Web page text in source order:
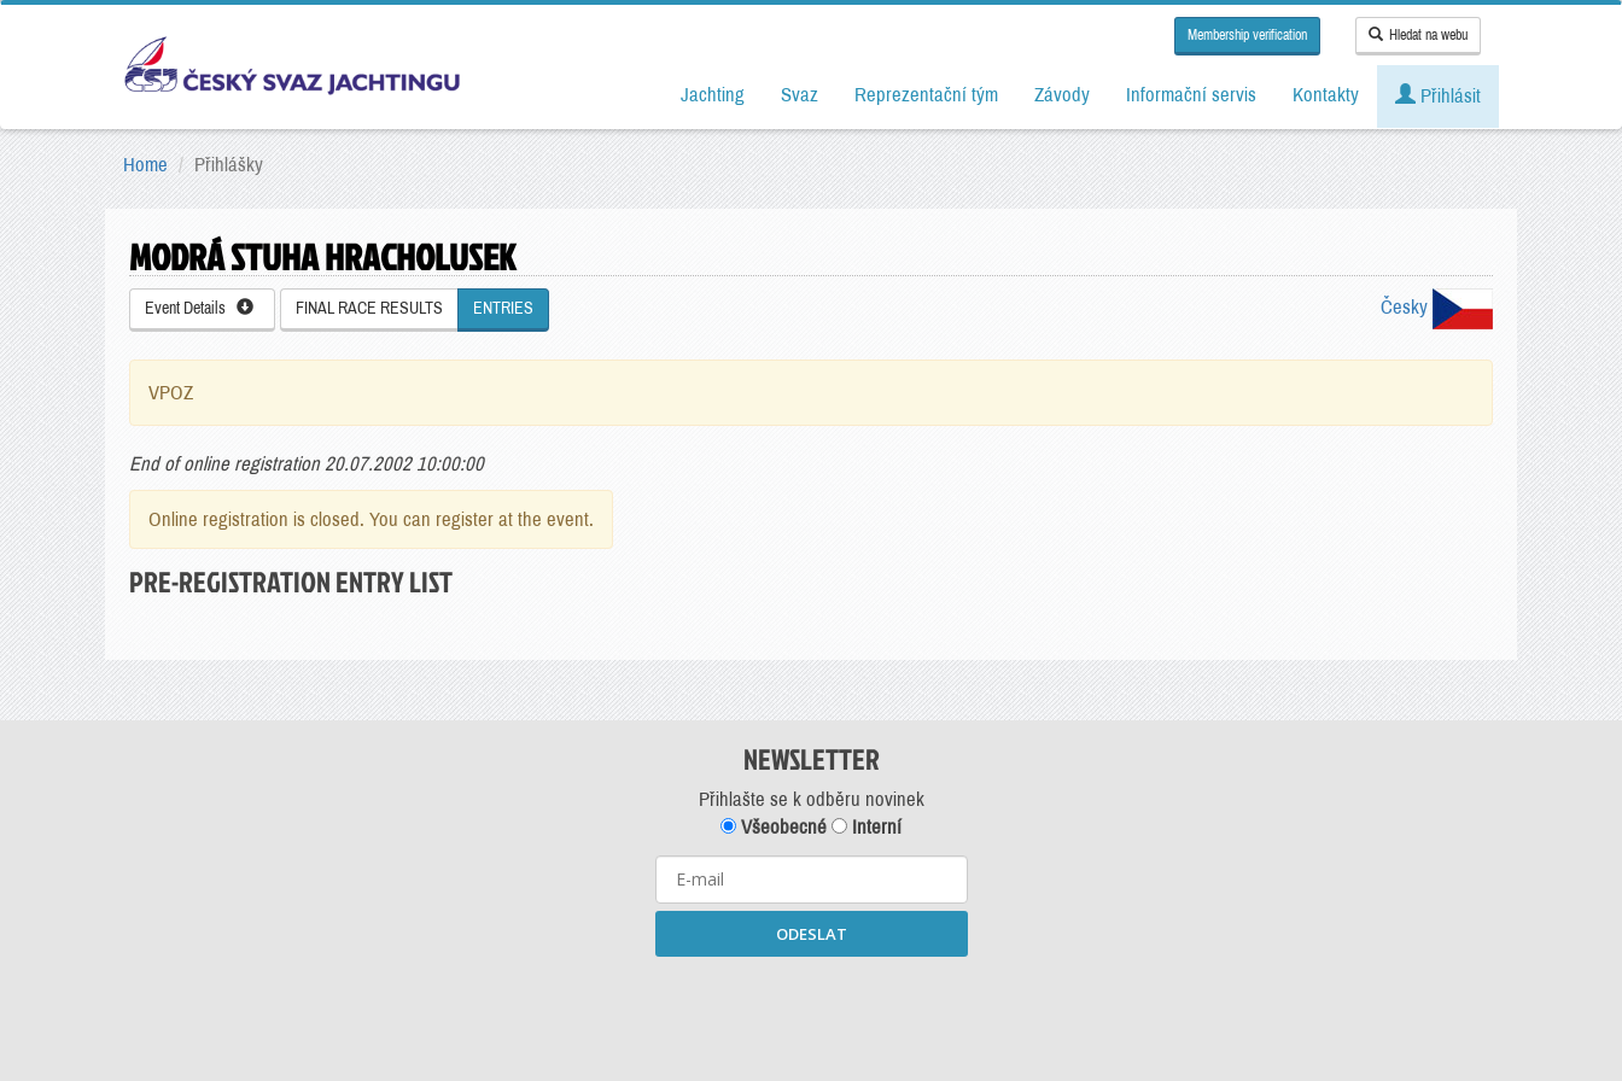
Membership verification Hledat na webu
Jachting Svaz Reprezentační tým Závody Informační servis Kontakty Přihlásit
Home Přihlášky
MODRÁ STUHA HRACHOLUSEK
Event Details FINAL RACE RESULTS ENTRIES Česky
VPOZ
End of online registration 20.07.2002 10:00:00
Online registration is closed. You can register at the event.
PRE-REGISTRATION ENTRY LIST
NEWSLETTER
Přihlašte se k odběru novinek
Všeobecné
Interní
ODESLAT